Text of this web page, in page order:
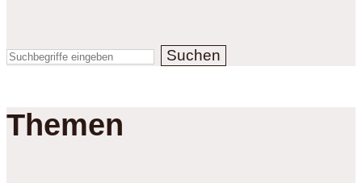
Suchen
Themen